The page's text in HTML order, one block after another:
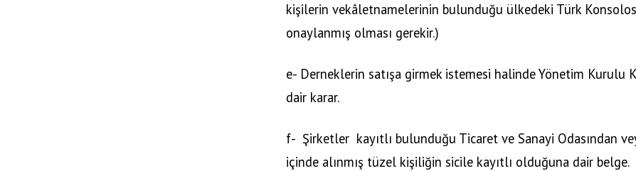
kişilerin vekâletnamelerinin bulunduğu ülkedeki Türk
onaylanmış olması gerekir.)
e- Derneklerin satışa girmek istemesi halinde Yönetim Kurulu
dair karar.
f- Şirketler kayıtlı bulunduğu Ticaret ve Sanayi Odasından
içinde alınmış tüzel kişiliğin sicile kayıtlı olduğuna dair belge.